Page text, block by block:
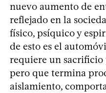
nuevo aumento de
reflejado en la
físico, psíquico y
de esto es el
requiere un sacrificio
pero que termina
aislamiento,